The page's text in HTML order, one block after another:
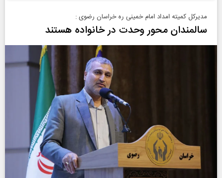
مدیرکل کمیته امداد امام خمینی ره خراسان رضوی :
سالمندان محور وحدت در خانواده هستند